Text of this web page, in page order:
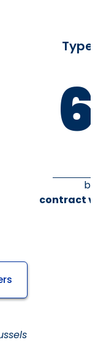
contract